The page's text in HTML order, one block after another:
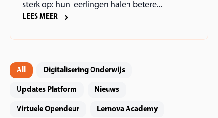
sterk op: hun leerlingen halen betere...
LEES MEER
All Digitalisering Onderwijs
Updates Platform Nieuws
Virtuele Opendeur Lernova Academy